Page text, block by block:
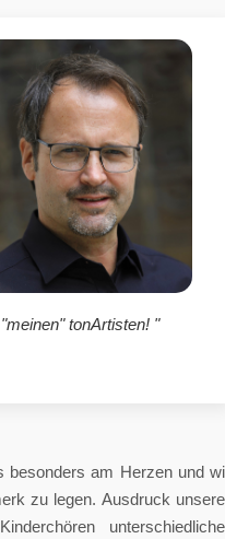
tonArtisten! "
besonders am Herzen und
zu legen. Ausdruck